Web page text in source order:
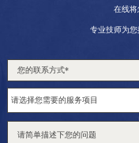
在线将
专业技师为